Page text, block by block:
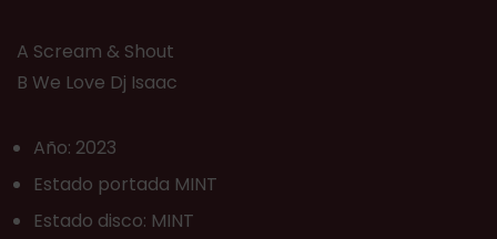
A Scream & Shout
B We Love Dj Isaac
Año: 2023
Estado portada MINT
Estado disco: MINT